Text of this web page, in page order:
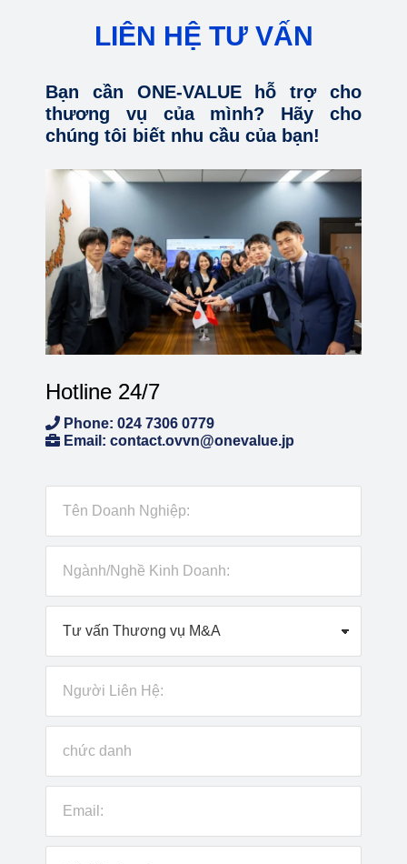
LIÊN HỆ TƯ VẤN
Bạn cần ONE-VALUE hỗ trợ cho
thương vụ của mình? Hãy cho
chúng tôi biết nhu cầu của bạn!
Hotline 24/7
Phone: 024 7306 0779
Email: contact.ovvn@onevalue.jp